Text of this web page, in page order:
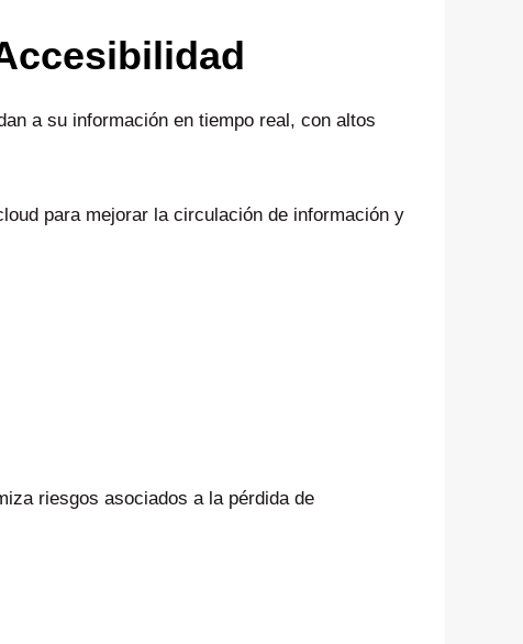
a su información en tiempo real, con altos
para mejorar la circulación de información y
riesgos asociados a la pérdida de